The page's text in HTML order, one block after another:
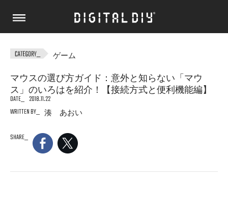
ゲーム
マウスの選び方ガイド：意外と知らない「マウ
ス」のいろはを紹介！【接続方式と便利機能編】
DATE
2018.11.22
WRITTEN BY
湊 あおい
SHARE